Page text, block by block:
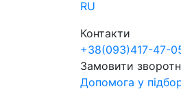
RU
Контакти
+38(093)417-47-
Замовити
Допомога у